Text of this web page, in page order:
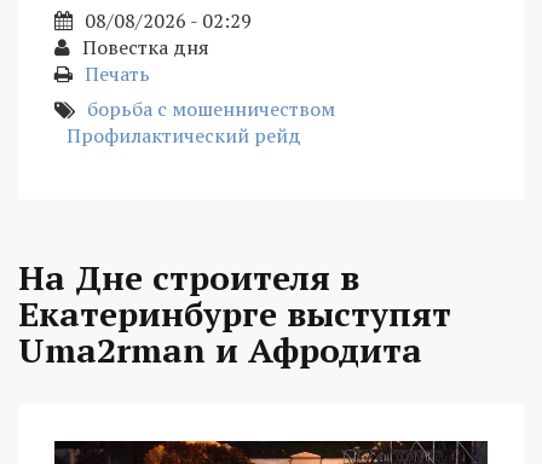
08/08/2026 - 02:29
Повестка дня
Печать
борьба с мошенничеством
Профилактический рейд
На Дне строителя в
Екатеринбурге выступят
Uma2rman и Афродита